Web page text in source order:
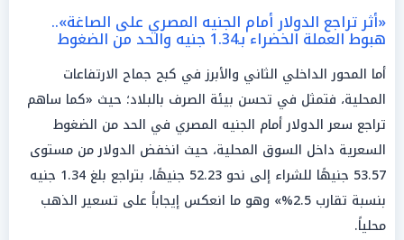
«أثر تراجع الدولار أمام الجنيه المصري على الصاغة»..
هبوط العملة الخضراء بـ1.34 جنيه والحد من الضغوط
أما المحور الداخلي الثاني والأبرز في كبح جماح الارتفاعات
المحلية، فتمثل في تحسن بيئة الصرف بالبلاد؛ حيث «كما ساهم
تراجع سعر الدولار أمام الجنيه المصري في الحد من الضغوط
السعرية داخل السوق المحلية، حيث انخفض الدولار من مستوى
53.57 جنيهًا للشراء إلى نحو 52.23 جنيهًا، بتراجع بلغ 1.34 جنيه
بنسبة تقارب 2.5%» وهو ما انعكس إيجاباً على تسعير الذهب
محلياً.